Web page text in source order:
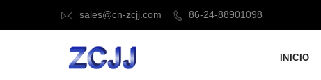
 sales@cn-zcjj.com  86-24-88901098
INICIO